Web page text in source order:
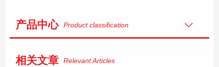
产品中心 Product classification
相关文章 Relevant Articles